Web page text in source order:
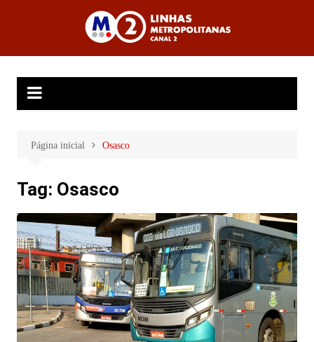
Linhas
Metropolitanas
Canal 2
Página inicial Osasco
Tag: Osasco